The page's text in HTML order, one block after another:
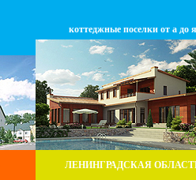
коттеджные поселки от а до я
ЛЕНИНГРАДСКАЯ